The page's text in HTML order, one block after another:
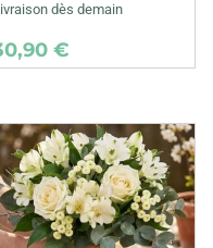
dès demain
€